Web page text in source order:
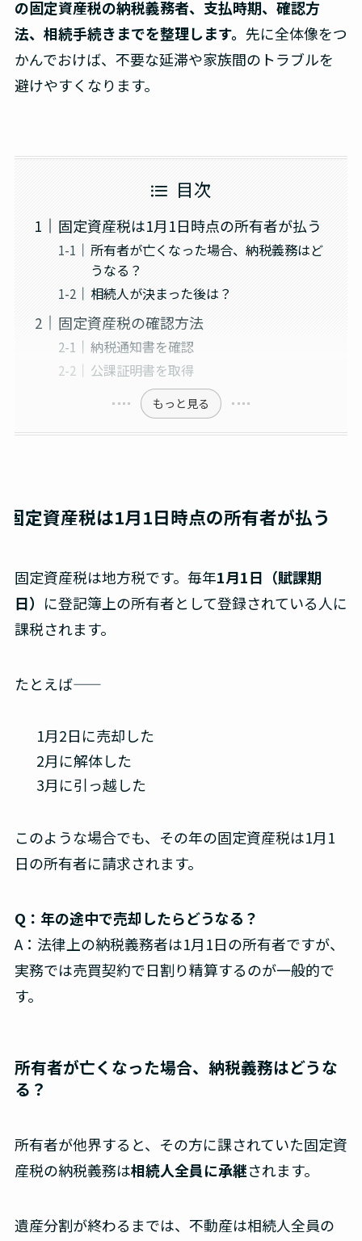
の固定資産税の納税義務者、支払時期、確認方
法、相続手続きまでを整理します。 先に全体像をつ
かんでおけば、不要な延滞や家族間のトラブルを
避けやすくなります。
目次
固定資産税は1月1日時点の所有者が払う
所有者が亡くなった場合、納税義務はど
うなる？
相続人が決まった後は？
固定資産税の確認方法
納税通知書を確認
公課証明書を取得
もっと見る
固定資産税は1月1日時点の所有者が払う
固定資産税は地方税です。毎年1月1日（賦課期
日） に登記簿上の所有者として登録されている人に
課税されます。
たとえば――
1月2日に売却した
2月に解体した
3月に引っ越した
このような場合でも、その年の固定資産税は1月1
日の所有者に請求されます。
Q：年の途中で売却したらどうなる？
A：法律上の納税義務者は1月1日の所有者ですが、
実務では売買契約で日割り精算するのが一般的で
す。
所有者が亡くなった場合、納税義務はどうな
る？
所有者が他界すると、その方に課されていた固定資
産税の納税義務は相続人全員に承継されます。
遺産分割が終わるまでは、不動産は相続人全員の